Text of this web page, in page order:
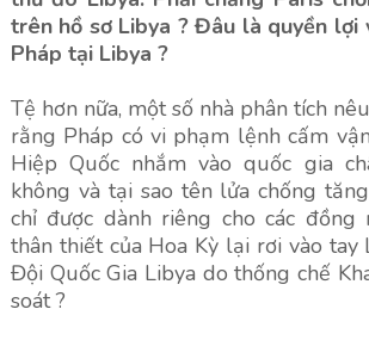
trên hồ sơ Libya ? Đâu là quyền lợi
Pháp tại Libya ?
Tệ hơn nữa, một số nhà phân tích
rằng Pháp có vi phạm lệnh cấm
Hiệp Quốc nhắm vào quốc gia
không và tại sao tên lửa chống
chỉ được dành riêng cho các đồng
thân thiết của Hoa Kỳ lại rơi vào tay
Đội Quốc Gia Libya do thống chế
soát ?